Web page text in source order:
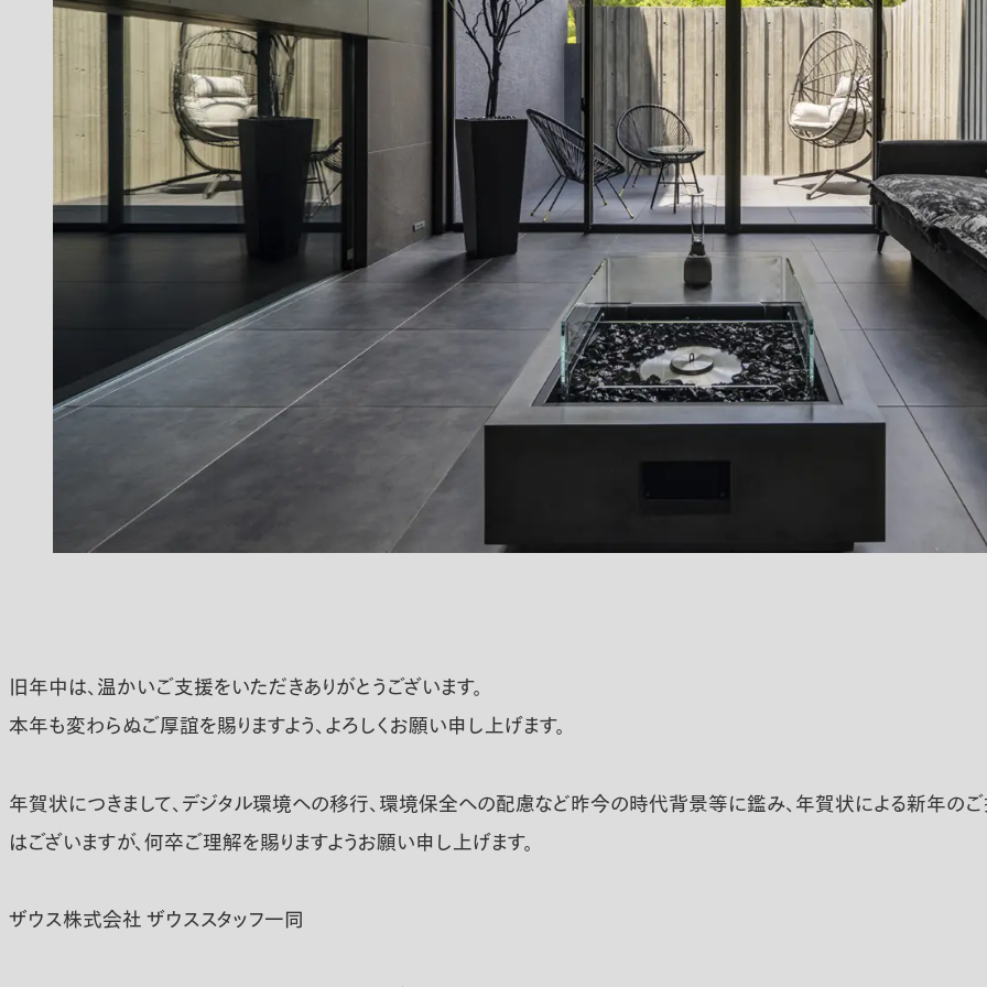
旧年中は、温かいご支援をいただきありがとうございます。
本年も変わらぬご厚誼を賜りますよう、よろしくお願い申し上げます。
年賀状につきまして、デジタル環境への移行、環境保全への配慮など昨今の時代背景等に鑑み、年賀状による新年の
はございますが、何卒ご理解を賜りますようお願い申し上げます。
ザウス株式会社 ザウススタッフ一同